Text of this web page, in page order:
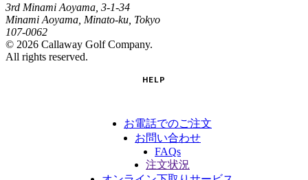
3rd Minami Aoyama, 3-1-34
Minami Aoyama, Minato-ku, Tokyo
107-0062
© 2026 Callaway Golf Company.
All rights reserved.
HELP
お電話でのご注文
お問い合わせ
FAQs
注文状況